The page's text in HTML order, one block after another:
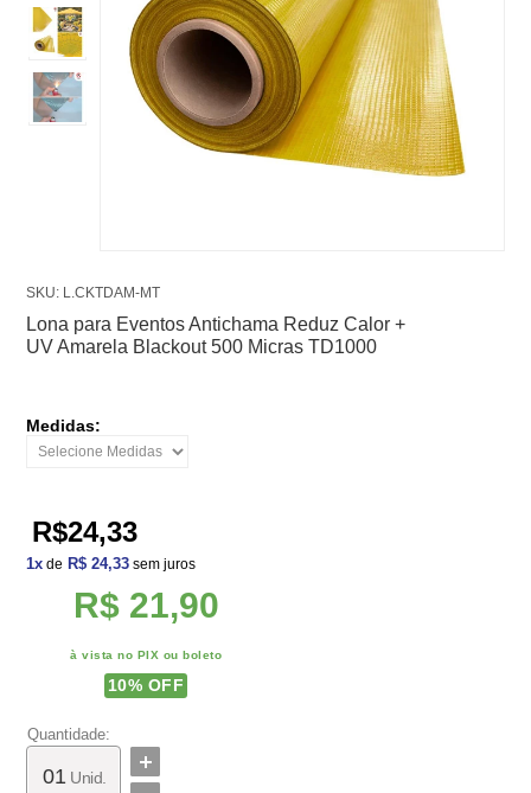
SKU: L.CKTDAM-MT
Lona para Eventos Antichama Reduz Calor +
UV Amarela Blackout 500 Micras TD1000
Medidas:
R$24,33
1x de R$ 24,33 sem juros
R$ 21,90
à vista no PIX ou boleto
10% OFF
Quantidade:
Unid.